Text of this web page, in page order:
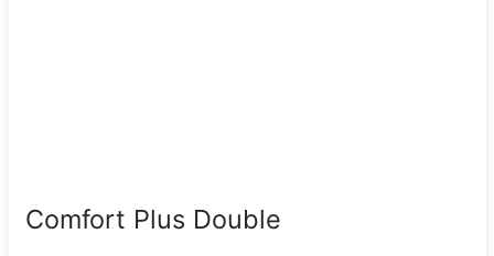
Comfort Plus Double